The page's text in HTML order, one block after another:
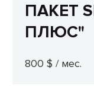
ПАКЕТ
ПЛЮС"
800 $ / мес.